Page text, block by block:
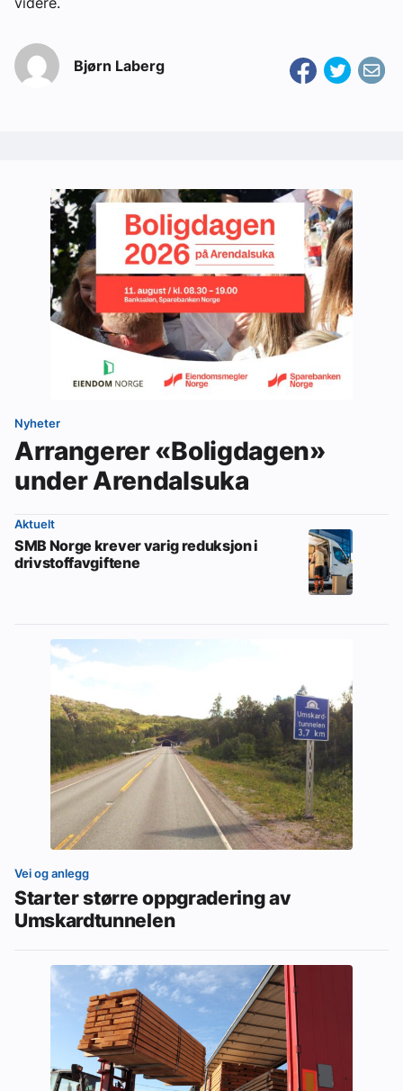
Bjørn Laberg
Nyheter
Arrangerer «Boligdagen»
under Arendalsuka
Aktuelt
SMB Norge krever varig reduksjon i
drivstoffavgiftene
Vei og anlegg
Starter større oppgradering av
Umskardtunnelen